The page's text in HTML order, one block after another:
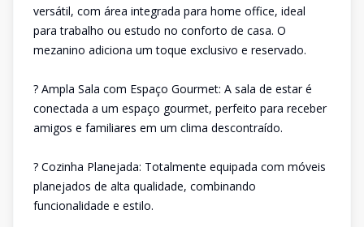
versátil, com área integrada para home office, ideal
para trabalho ou estudo no conforto de casa. O
mezanino adiciona um toque exclusivo e reservado.
? Ampla Sala com Espaço Gourmet: A sala de estar é
conectada a um espaço gourmet, perfeito para receber
amigos e familiares em um clima descontraído.
? Cozinha Planejada: Totalmente equipada com móveis
planejados de alta qualidade, combinando
funcionalidade e estilo.